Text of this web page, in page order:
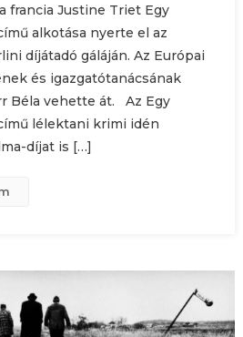
francia Justine Triet Egy
alkotása nyerte el az
díjátadó gáláján. Az Európai
és igazgatótanácsának
Béla vehette át. Az Egy
lélektani krimi idén
díjat is […]